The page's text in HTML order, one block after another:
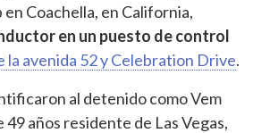
Coachella, en California,
en un puesto de control
la avenida 52 y Celebration Drive.
al detenido como Vem
años residente de Las Vegas,